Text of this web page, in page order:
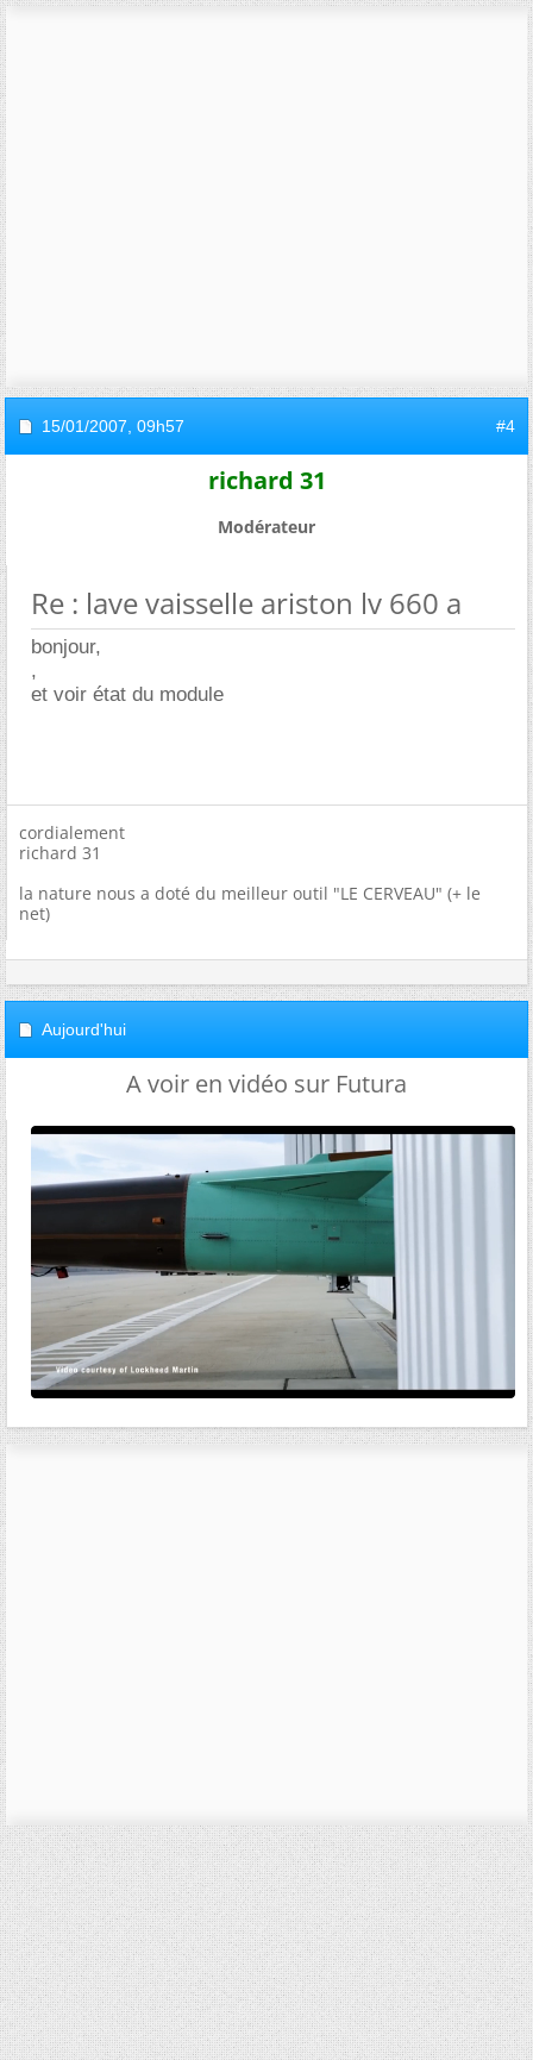
15/01/2007, 09h57 #4
richard 31
Modérateur
Re : lave vaisselle ariston lv 660 a
bonjour,
,
et voir état du module
cordialement
richard 31
la nature nous a doté du meilleur outil "LE CERVEAU" (+ le
net)
Aujourd'hui
A voir en vidéo sur Futura